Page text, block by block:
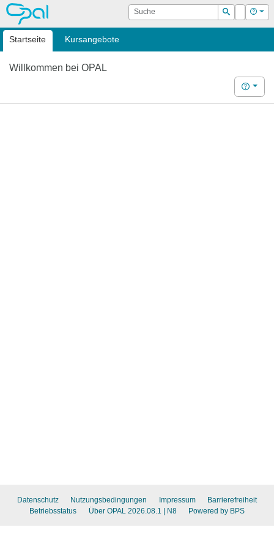
OPAL Suche
Suchen
Login Hilfe
Startseite Kursangebote
Willkommen bei OPAL
Hilfe
Datenschutz Nutzungsbedingungen Impressum
Barrierefreiheit
Betriebsstatus
Über OPAL 2026.08.1 | N8 Powered by BPS